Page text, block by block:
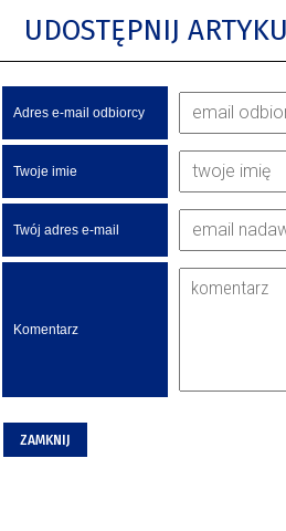
UDOSTĘPNIJ
Adres e-mail odbiorcy
Twoje imie
Twój adres e-mail
Komentarz